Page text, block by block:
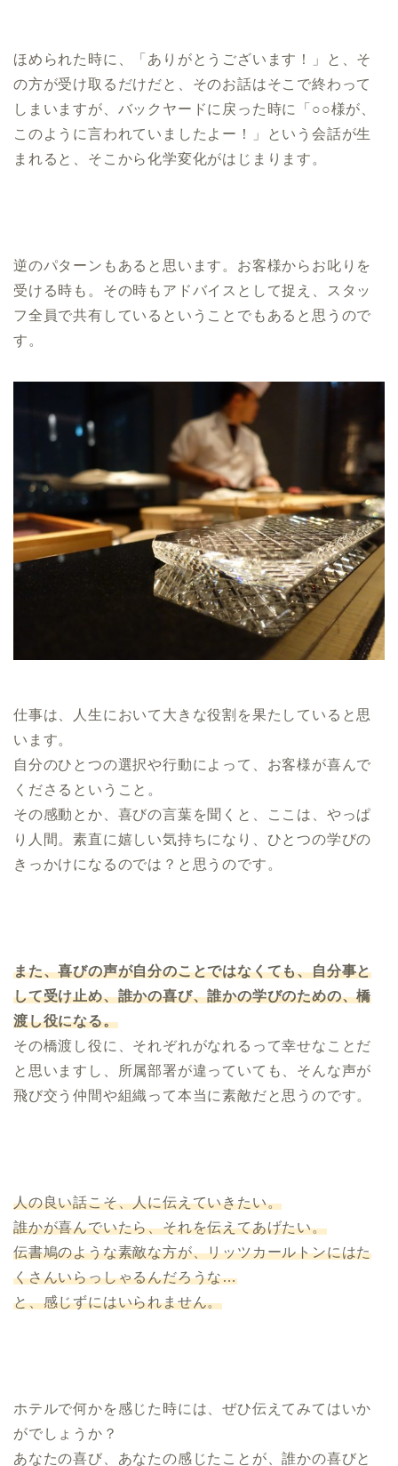
ほめられた時に、「ありがとうございます！」と、そ
の方が受け取るだけだと、そのお話はそこで終わって
しまいますが、バックヤードに戻った時に「○○様が、
このように言われていましたよー！」という会話が生
まれると、そこから化学変化がはじまります。
逆のパターンもあると思います。お客様からお叱りを
受ける時も。その時もアドバイスとして捉え、スタッ
フ全員で共有しているということでもあると思うので
す。
仕事は、人生において大きな役割を果たしていると思
います。
自分のひとつの選択や行動によって、お客様が喜んで
くださるということ。
その感動とか、喜びの言葉を聞くと、ここは、やっぱ
り人間。素直に嬉しい気持ちになり、ひとつの学びの
きっかけになるのでは？と思うのです。
また、喜びの声が自分のことではなくても、自分事と
して受け止め、誰かの喜び、誰かの学びのための、橋
渡し役になる。
その橋渡し役に、それぞれがなれるって幸せなことだ
と思いますし、所属部署が違っていても、そんな声が
飛び交う仲間や組織って本当に素敵だと思うのです。
人の良い話こそ、人に伝えていきたい。
誰かが喜んでいたら、それを伝えてあげたい。
伝書鳩のような素敵な方が、リッツカールトンにはた
くさんいらっしゃるんだろうな…
と、感じずにはいられません。
ホテルで何かを感じた時には、ぜひ伝えてみてはいか
がでしょうか？
あなたの喜び、あなたの感じたことが、誰かの喜びと